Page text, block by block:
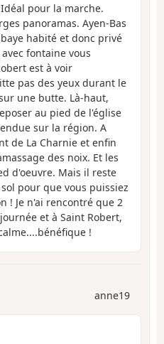
pour la marche.
panoramas. Ayen-Bas
habité et donc privé
fontaine vous
est à voir
pas des yeux durant le
une butte. Là-haut,
au pied de l'église
sur la région. A
de La Charnie et enfin
des noix. Et les
d'oeuvre. Mais il reste
pour que vous puissiez
! Je n'ai rencontré que 2
et à Saint Robert,
!
anne19